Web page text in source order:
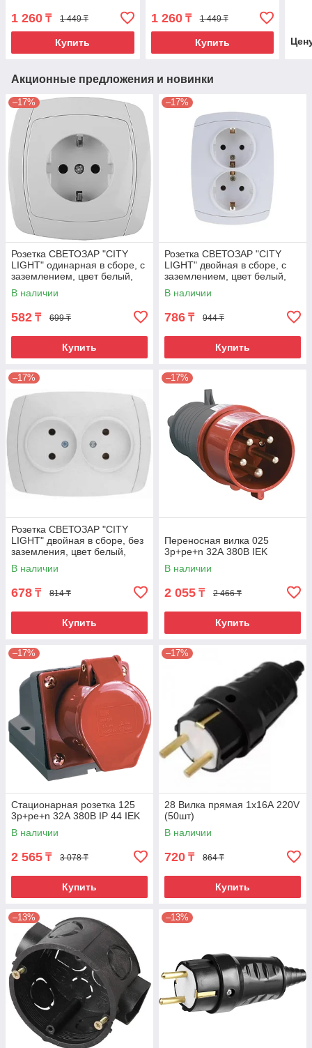
1 260 ₸ 1 449 ₸
Купить
1 260₸ 1 449 ₸
Купить
Акционные предложения и новинки
–17%
Розетка СВЕТОЗАР "CITY
LIGHT" одинарная в сборе, с
заземлением, цвет белый,
16А/~250В
В наличии
582 ₸ 699 ₸
Купить
–17%
Розетка СВЕТОЗАР "CITY
LIGHT" двойная в сборе, с
заземлением, цвет белый,
16А/~250В
В наличии
786 ₸ 944 ₸
Купить
–17%
Розетка СВЕТОЗАР "CITY
LIGHT" двойная в сборе, без
заземления, цвет белый,
16А/~250В
В наличии
678 ₸ 814 ₸
Купить
–17%
Переносная вилка 025
3р+ре+n 32А 380В IEK
В наличии
2 055 ₸ 2 466 ₸
Купить
–17%
Стационарная розетка 125
3р+ре+n 32А 380В IP 44 IEK
В наличии
2 565 ₸ 3 078 ₸
Купить
–17%
28 Вилка прямая 1х16А 220V
(50шт)
В наличии
720 ₸ 864 ₸
Купить
–13% –13%